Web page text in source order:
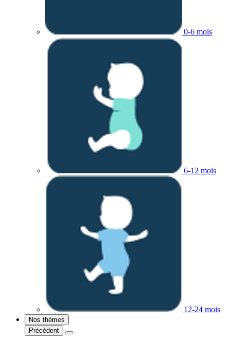
0-6 mois
6-12 mois
12-24 mois
Nos thèmes
Précédent